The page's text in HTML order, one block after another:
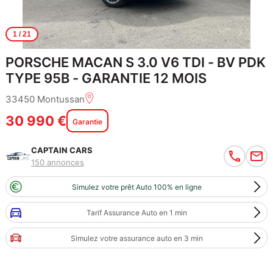
1/ 21
PORSCHE MACAN S 3.0 V6 TDI - BV PDK
TYPE 95B - GARANTIE 12 MOIS
33450 Montussan
30 990 € Garantie
CAPTAIN CARS
150 annonces
Simulez votre prêt Auto 100% en ligne
Tarif Assurance Auto en 1 min
Simulez votre assurance auto en 3 min